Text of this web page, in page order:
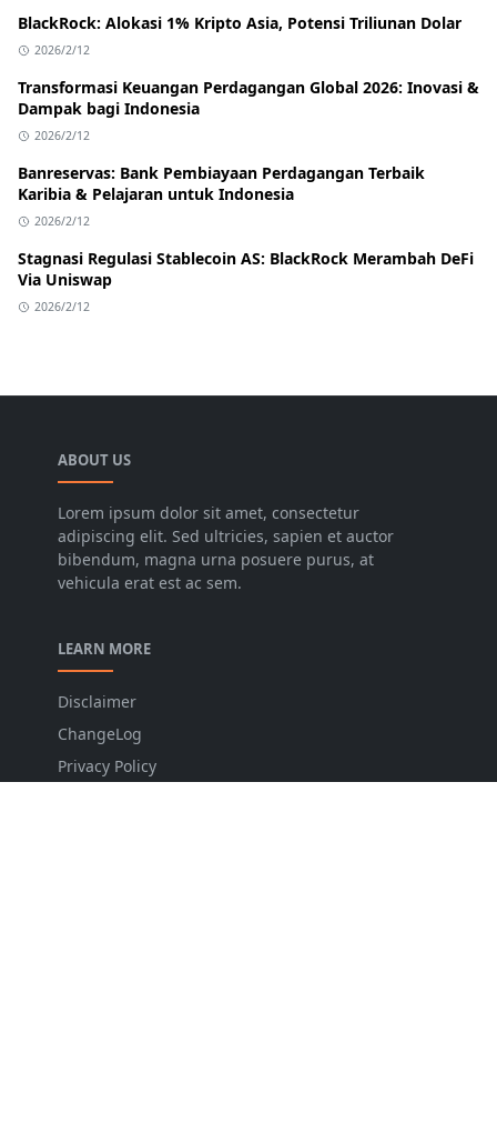
BlackRock: Alokasi 1% Kripto Asia, Potensi Triliunan Dolar
2026/2/12
Transformasi Keuangan Perdagangan Global 2026: Inovasi &
Dampak bagi Indonesia
2026/2/12
Banreservas: Bank Pembiayaan Perdagangan Terbaik
Karibia & Pelajaran untuk Indonesia
2026/2/12
Stagnasi Regulasi Stablecoin AS: BlackRock Merambah DeFi
Via Uniswap
2026/2/12
ABOUT US
Lorem ipsum dolor sit amet, consectetur
adipiscing elit. Sed ultricies, sapien et auctor
bibendum, magna urna posuere purus, at
vehicula erat est ac sem.
LEARN MORE
Disclaimer
ChangeLog
Privacy Policy